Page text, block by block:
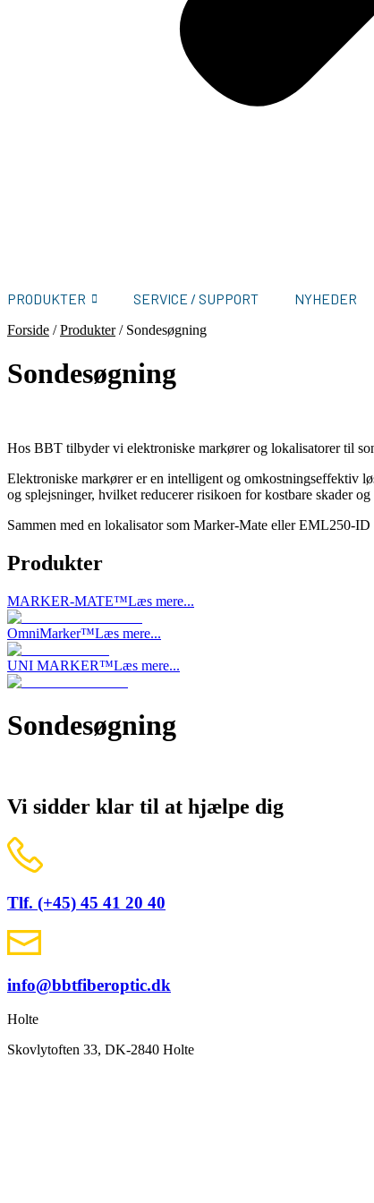
PRODUKTER SERVICE / SUPPORT NYHEDER
Forside /Produkter/ Sondesøgning
Sondesøgning
Hos BBT tilbyder vi elektroniske markører og lokalisatorer til
Elektroniske markører er en intelligent og omkostningseffektiv
og splejsninger, hvilket reducerer risikoen for kostbare skader
Sammen med en lokalisator som Marker-Mate eller EML250-
Produkter
MARKER-MATE™Læs mere...
OmniMarker™Læs mere...
UNI MARKER™Læs mere...
Sondesøgning
Vi sidder klar til at hjælpe dig
Tlf. (+45) 45 41 20 40
info@bbtfiberoptic.dk
Holte
Skovlytoften 33, DK-2840 Holte